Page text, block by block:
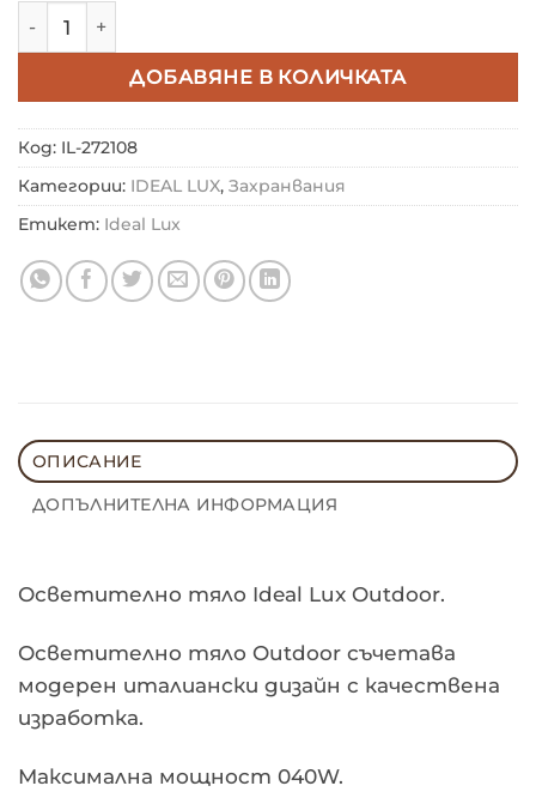
ДОБАВЯНЕ В КОЛИЧКАТА
Код: IL-272108
Категории: IDEAL LUX, Захранвания
Етикет: Ideal Lux
ОПИСАНИЕ
ДОПЪЛНИТЕЛНА ИНФОРМАЦИЯ
Осветително тяло Ideal Lux Outdoor.
Осветително тяло Outdoor съчетава
модерен италиански дизайн с качествена
изработка.
Максимална мощност 040W.